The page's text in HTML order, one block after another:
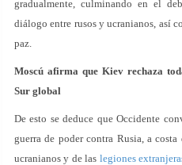
gradualmente, culminando en el
diálogo entre rusos y ucranianos, así
paz.
Moscú afirma que Kiev rechaza
Sur global
De esto se deduce que Occidente
guerra de poder contra Rusia, a
ucranianos y de las legiones